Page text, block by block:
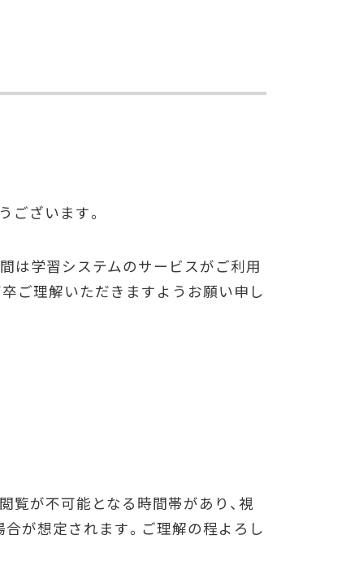
ざいます。
は学習システムのサービスがご利用
ご理解いただきますようお願い申し
覧が不可能となる時間帯があり、視
が想定されます。ご理解の程よろし